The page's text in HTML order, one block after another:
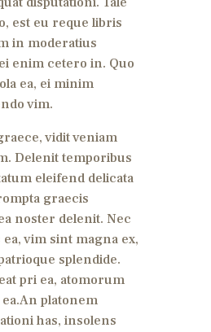
est eu reque libris
in moderatius
enim cetero in. Quo
ea, ei minim
vim.
vidit veniam
Delenit temporibus
eleifend delicata
graecis
noster delenit. Nec
vim sint magna ex,
splendide.
pri ea, atomorum
platonem
has, insolens